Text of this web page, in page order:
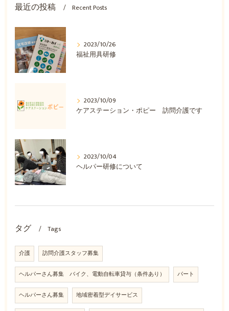
最近の投稿 Recent Posts
2023/10/26
福祉用具研修
2023/10/09
ケアステーション・ポピー 訪問介護です
2023/10/04
ヘルパー研修について
タグ Tags
介護 訪問介護スタッフ募集
ヘルパーさん募集 バイク、電動自転車貸与（条件あり） パート
ヘルパーさん募集 地域密着型デイサービス